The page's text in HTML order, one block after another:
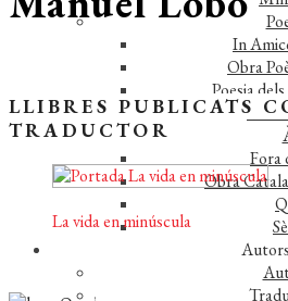
In
Obra
Poesia
Fora
Obra
Autors
LLIBRES PUBLICATS
TRADUCTOR
La vida en minúscula